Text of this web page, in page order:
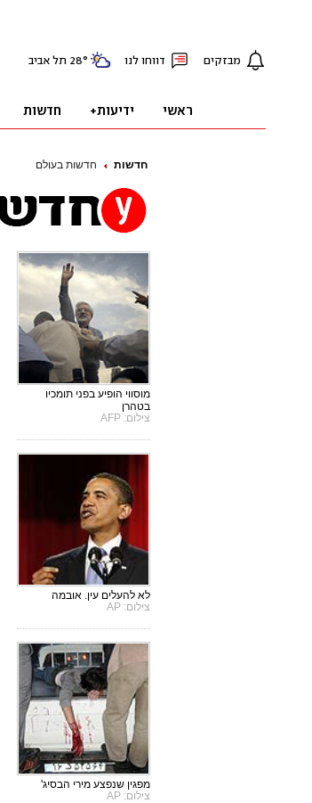
חדשות חדשות בעולם
מוסווי הופיע בפני תומכיו
בטהרן
צילום: AFP
לא להעלים עין. אובמה
צילום: AP
מפגין שנפצע מירי הבסיג'
צילום: AP